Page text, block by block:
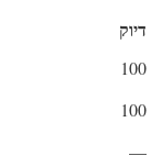
דיוק
100
100
—